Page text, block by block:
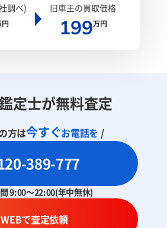
調べ) 旧車王の買取価格
199万円
定士が無料査定
方は今すぐお電話を /
389-777
9:00～22:00(年中無休)
WEBで査定依頼